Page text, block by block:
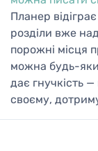
Планер
розділи вже
порожні місця
можна будь-
дає гнучкість
своєму,